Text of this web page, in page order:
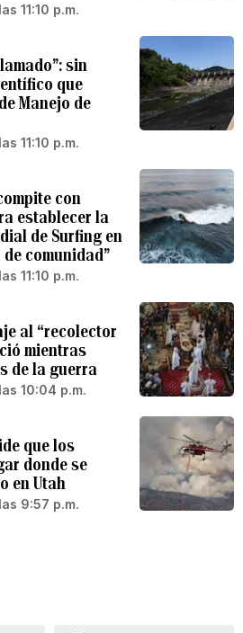
11:10 p.m.
sin
que
Manejo de
11:10 p.m.
con
establecer la
de Surfing en
comunidad”
11:10 p.m.
al “recolector
mientras
de la guerra
10:04 p.m.
que los
donde se
en Utah
9:57 p.m.